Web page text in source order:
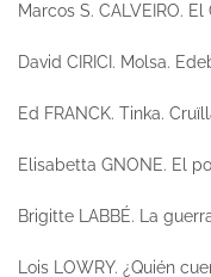
Marcos S. CALVEIRO. El
David CIRICI. Molsa.
Ed FRANCK. Tinka.
Elisabetta GNONE. El
Brigitte LABBÉ. La
Lois LOWRY. ¿Quién